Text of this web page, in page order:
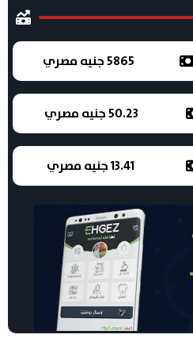
5865 جنيه مصري
50.23 جنيه مصري
13.41 جنيه مصري